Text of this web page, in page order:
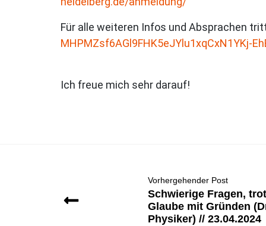
Für alle weiteren Infos und Absprachen
MHPMZsf6AGl9FHK5eJYlu1xqCxN1YKj-
Ich freue mich sehr darauf!
Vorhergehender Post
Schwierige Fragen,
Glaube mit Gründen
Physiker) // 23.04.2024